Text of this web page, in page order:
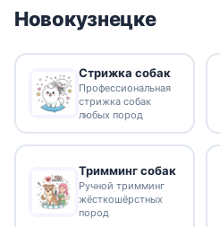
Новокузнецке
Стрижка собак
Профессиональная
стрижка собак
любых пород
Тримминг собак
Ручной тримминг
жёсткошёрстных
пород